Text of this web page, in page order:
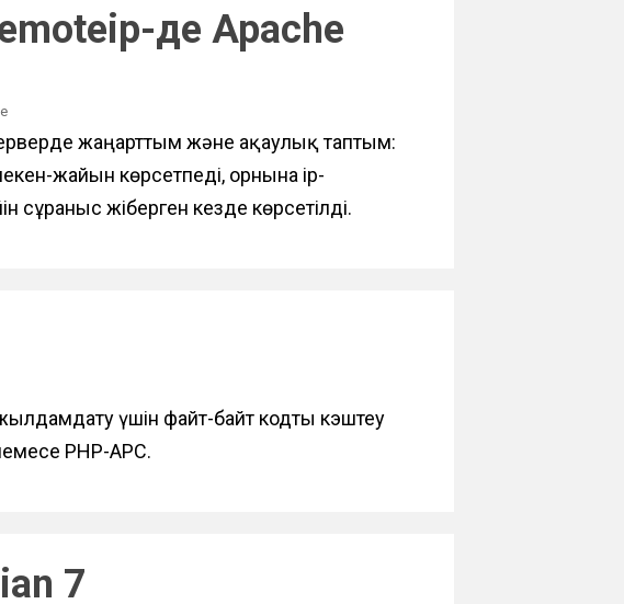
де Apache
жаңарттым және ақаулық таптым:
жайын көрсетпеді, орнына ip-
сұраныс жіберген кезде көрсетілді.
үшін файт-байт кодты кэштеу
PHP-APC.
7